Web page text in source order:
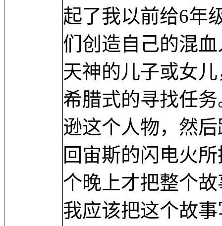
起了我以前给6年
们创造自己的混
天神的儿子或女
希腊式的寻找任
逊这个人物，然
回宙斯的闪电火
个晚上才把整个
我应该把这个故